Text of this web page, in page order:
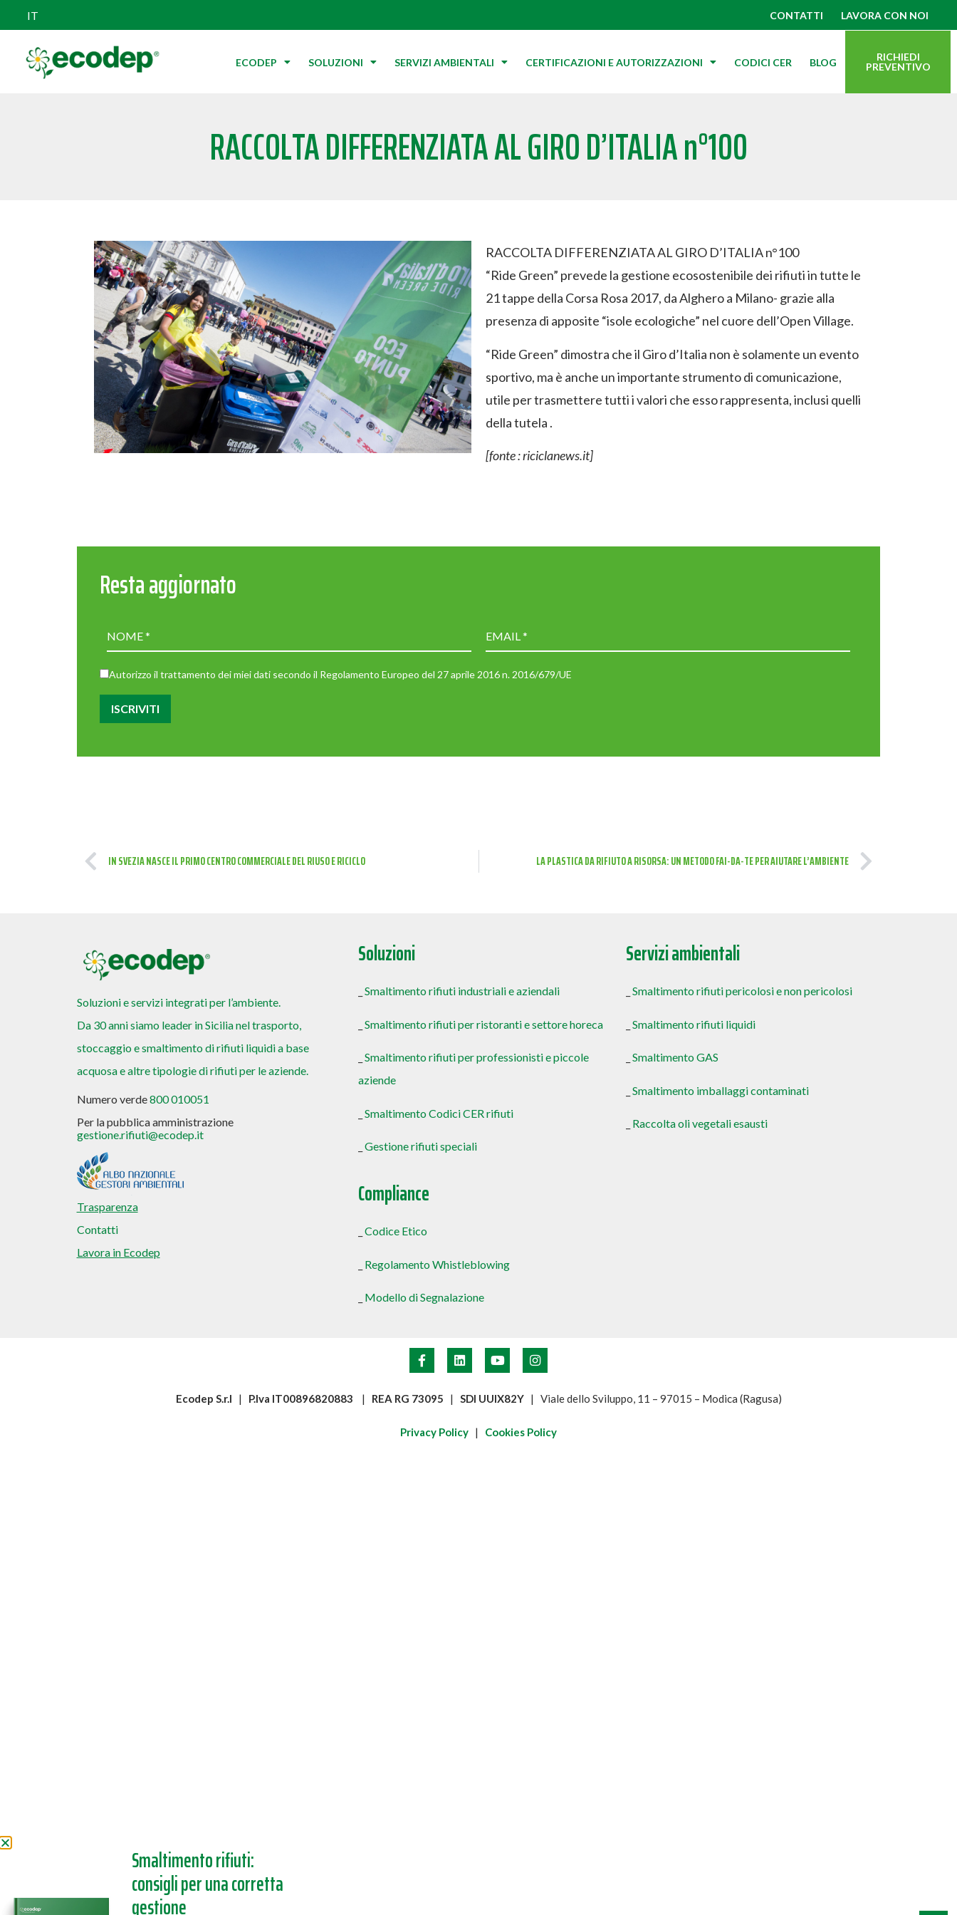
IT CONTATTI LAVORA CON NOI
ECODEP SOLUZIONI SERVIZI AMBIENTALI CERTIFICAZIONI E AUTORIZZAZIONI CODICI CER BLOG
RICHIEDI
PREVENTIVO
RACCOLTA DIFFERENZIATA AL GIRO D’ITALIA n°100
RACCOLTA DIFFERENZIATA AL GIRO D’ITALIA n°100
“Ride Green” prevede la gestione ecosostenibile dei rifiuti in tutte le
21 tappe della Corsa Rosa 2017, da Alghero a Milano- grazie alla
presenza di apposite “isole ecologiche” nel cuore dell’Open Village.
“Ride Green” dimostra che il Giro d’Italia non è solamente un evento
sportivo, ma è anche un importante strumento di comunicazione,
utile per trasmettere tutti i valori che esso rappresenta, inclusi quelli
della tutela .
[fonte : riciclanews.it]
Resta aggiornato
Autorizzo il trattamento dei miei dati secondo il Regolamento Europeo del 27 aprile 2016 n. 2016/679/UE
IN SVEZIA NASCE IL PRIMO CENTRO COMMERCIALE DEL RIUSO E RICICLO LA PLASTICA DA RIFIUTO A RISORSA: UN METODO FAI-DA-TE PER AIUTARE L’AMBIENTE
Soluzioni e servizi integrati per l’ambiente.
Da 30 anni siamo leader in Sicilia nel trasporto,
stoccaggio e smaltimento di rifiuti liquidi a base
acquosa e altre tipologie di rifiuti per le aziende.
Numero verde800 010051
Per la pubblica amministrazione
gestione.rifiuti@ecodep.it
Trasparenza
Contatti
Lavora in Ecodep
Soluzioni
Smaltimento rifiuti industriali e aziendali
Smaltimento rifiuti per ristoranti e settore horeca
Smaltimento rifiuti per professionisti e piccole
aziende
Smaltimento Codici CER rifiuti
Gestione rifiuti speciali
Compliance
Codice Etico
Regolamento Whistleblowing
Modello di Segnalazione
Servizi ambientali
Smaltimento rifiuti pericolosi e non pericolosi
Smaltimento rifiuti liquidi
Smaltimento GAS
Smaltimento imballaggi contaminati
Raccolta oli vegetali esausti
Ecodep S.r.l | P.Iva IT00896820883 | REA RG 73095 | SDI UUIX82Y | Viale dello Sviluppo, 11 – 97015 – Modica (Ragusa)
Privacy Policy | Cookies Policy
Smaltimento rifiuti:
consigli per una corretta
gestione